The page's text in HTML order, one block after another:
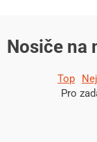
Nosiče na
Top
Pro